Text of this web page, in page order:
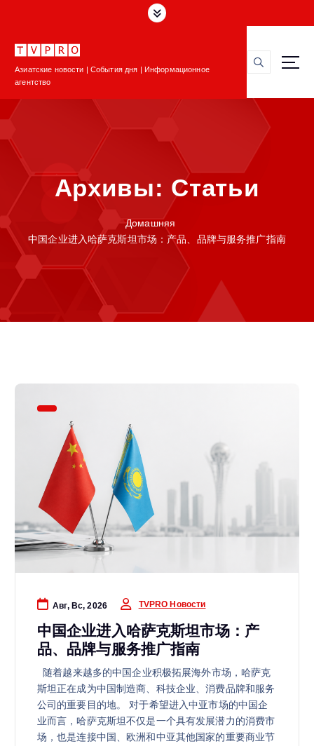
к
Азиатские новости | События дня | Информационное
агентство
Архивы: Статьи
Домашняя
中国企业进入哈萨克斯坦市场：产品、品牌与服务推广指南
Авг, Вс, 2026 TVPRO Новости
中国企业进入哈萨克斯坦市场：产
品、品牌与服务推广指南
随着越来越多的中国企业积极拓展海外市场，哈萨克
斯坦正在成为中国制造商、科技企业、消费品牌和服务
公司的重要目的地。 对于希望进入中亚市场的中国企
业而言，哈萨克斯坦不仅是一个具有发展潜力的消费市
场，也是连接中国、欧洲和中亚其他国家的重要商业节